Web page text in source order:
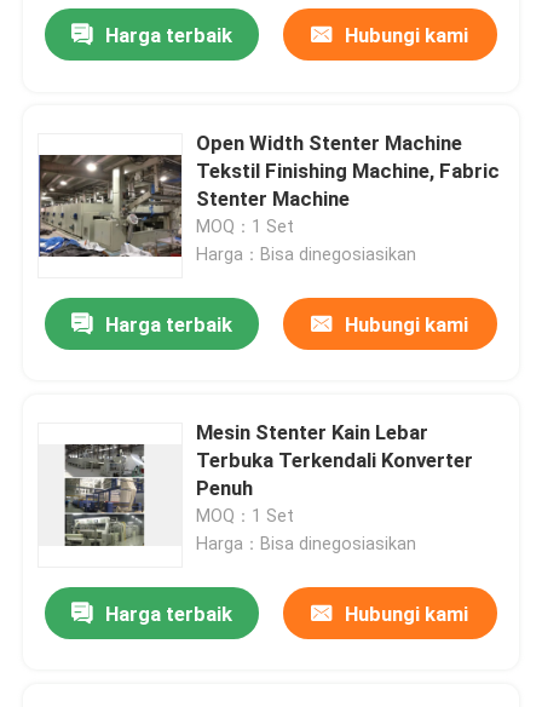
Harga terbaik Hubungi kami
Open Width Stenter Machine
Tekstil Finishing Machine, Fabric
Stenter Machine
MOQ：1 Set
Harga：Bisa dinegosiasikan
Harga terbaik Hubungi kami
Mesin Stenter Kain Lebar
Terbuka Terkendali Konverter
Penuh
MOQ：1 Set
Harga：Bisa dinegosiasikan
Harga terbaik Hubungi kami